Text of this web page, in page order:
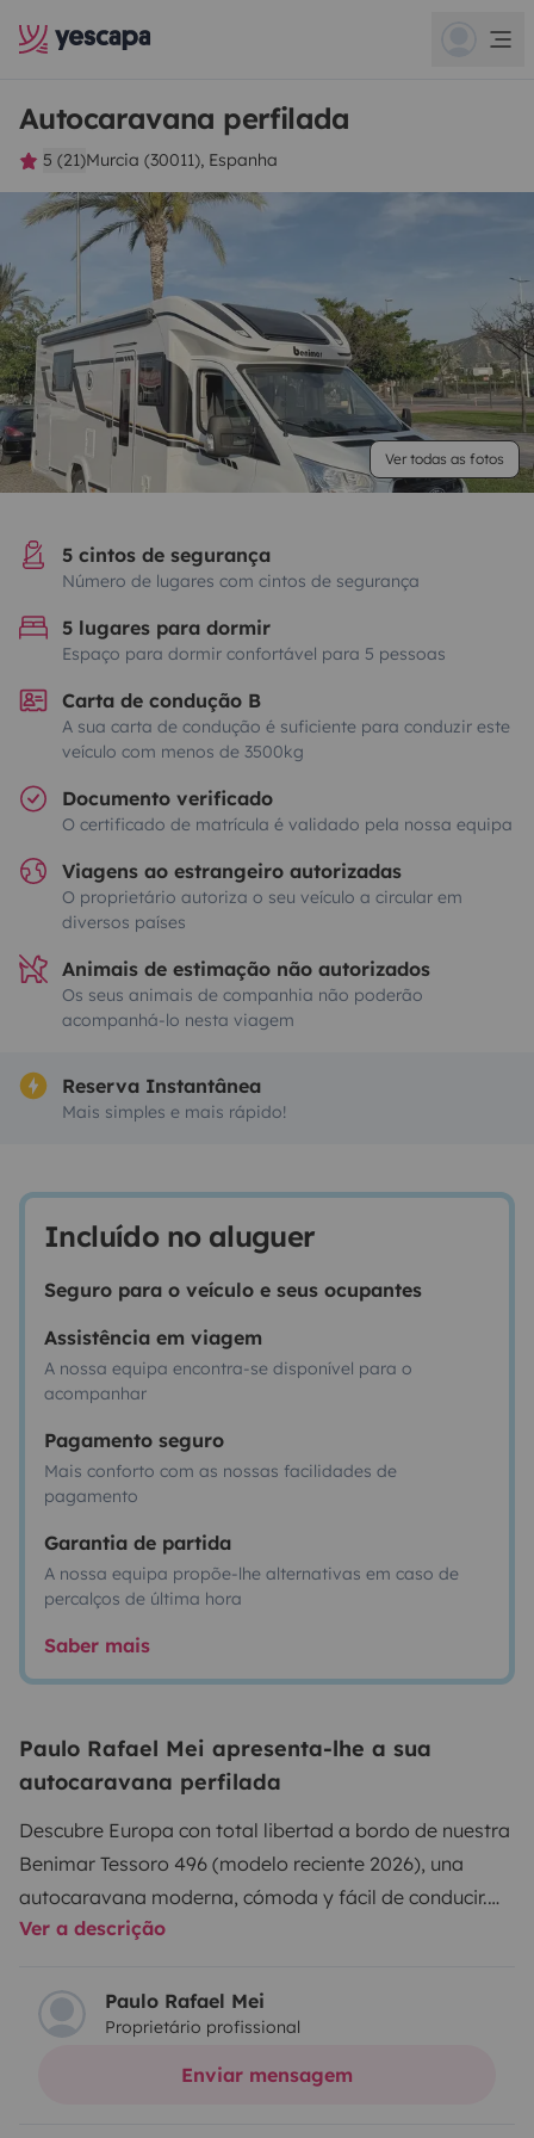
Autocaravana perfilada
5 (21)Murcia (30011), Espanha
Ver todas as fotos
5 cintos de segurança
Número de lugares com cintos de segurança
5 lugares para dormir
Espaço para dormir confortável para 5 pessoas
Carta de condução B
A sua carta de condução é suficiente para conduzir este
veículo com menos de 3500kg
Documento verificado
O certificado de matrícula é validado pela nossa equipa
Viagens ao estrangeiro autorizadas
O proprietário autoriza o seu veículo a circular em
diversos países
Animais de estimação não autorizados
Os seus animais de companhia não poderão
acompanhá-lo nesta viagem
Reserva Instantânea
Mais simples e mais rápido!
Incluído no aluguer
Seguro para o veículo e seus ocupantes
Assistência em viagem
A nossa equipa encontra-se disponível para o
acompanhar
Pagamento seguro
Mais conforto com as nossas facilidades de
pagamento
Garantia de partida
A nossa equipa propõe-lhe alternativas em caso de
percalços de última hora
Saber mais
Paulo Rafael Mei apresenta-lhe a sua
autocaravana perfilada
Descubre Europa con total libertad a bordo de nuestra
Benimar Tessoro 496 (modelo reciente 2026), una
autocaravana moderna, cómoda y fácil de conducir.
Con 7,43 m de largo, 2,30 m de ancho y 2,89 m de alto,
manejabilidad, ideal tanto para una primera
experiencia como para viajes más largos. Equipada
con motor de 165 CV sobre base Ford Transit,
Ver a descrição
Paulo Rafael Mei
Proprietário profissional
Enviar mensagem